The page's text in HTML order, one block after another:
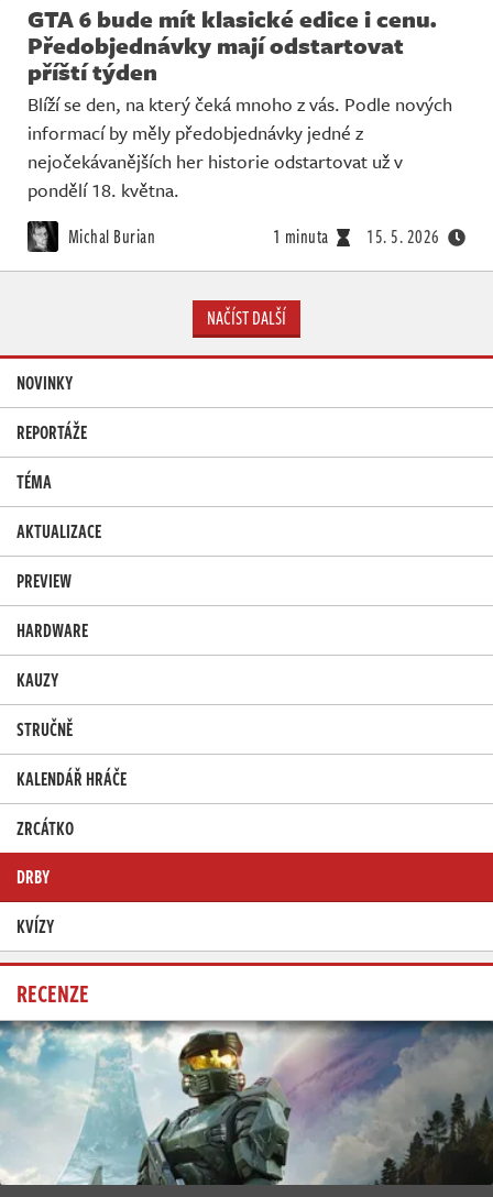
GTA 6 bude mít klasické edice i cenu.
Předobjednávky mají odstartovat
příští týden
Blíží se den, na který čeká mnoho z vás. Podle nových
informací by měly předobjednávky jedné z
nejočekávanějších her historie odstartovat už v
pondělí 18. května.
Michal Burian 1 minuta 15. 5. 2026
NAČÍST DALŠÍ
NOVINKY
REPORTÁŽE
TÉMA
AKTUALIZACE
PREVIEW
HARDWARE
KAUZY
STRUČNĚ
KALENDÁŘ HRÁČE
ZRCÁTKO
DRBY
KVÍZY
RECENZE